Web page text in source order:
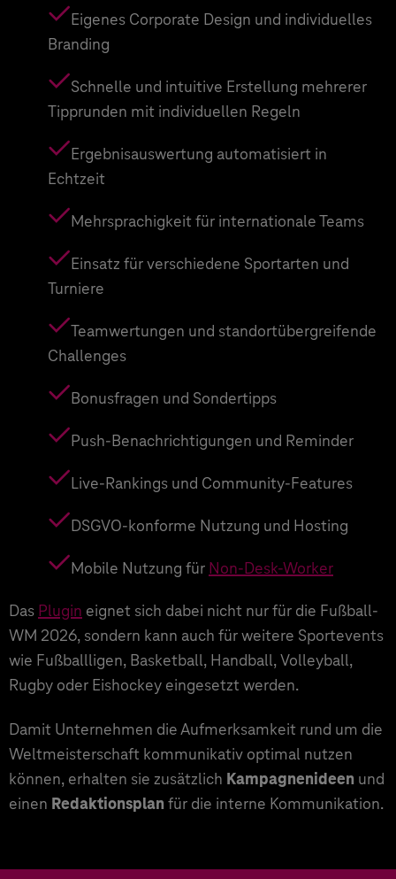
Eigenes Corporate Design und individuelles
Branding
Schnelle und intuitive Erstellung mehrerer
Tipprunden mit individuellen Regeln
Ergebnisauswertung automatisiert in
Echtzeit
Mehrsprachigkeit für internationale Teams
Einsatz für verschiedene Sportarten und
Turniere
Teamwertungen und standortübergreifende
Challenges
Bonusfragen und Sondertipps
Push-Benachrichtigungen und Reminder
Live-Rankings und Community-Features
DSGVO-konforme Nutzung und Hosting
Mobile Nutzung für Non-Desk-Worker
Das Plugin eignet sich dabei nicht nur für die Fußball-
WM 2026, sondern kann auch für weitere Sportevents
wie Fußballligen, Basketball, Handball, Volleyball,
Rugby oder Eishockey eingesetzt werden.
Damit Unternehmen die Aufmerksamkeit rund um die
Weltmeisterschaft kommunikativ optimal nutzen
können, erhalten sie zusätzlich Kampagnenideen und
einen Redaktionsplan für die interne Kommunikation.